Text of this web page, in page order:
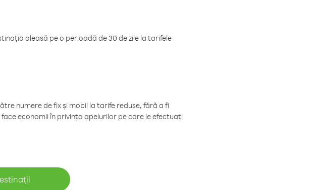
aleasă pe o perioadă de 30 de zile la tarifele
numere de fix și mobil la tarife reduse, fără a fi
economii în privința apelurilor pe care le efectuați